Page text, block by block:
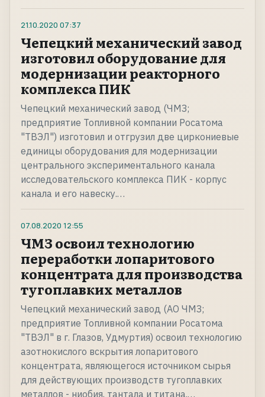
21.10.2020 07:37
Чепецкий механический завод
изготовил оборудование для
модернизации реакторного
комплекса ПИК
Чепецкий механический завод (ЧМЗ;
предприятие Топливной компании Росатома
"ТВЭЛ") изготовил и отгрузил две циркониевые
единицы оборудования для модернизации
центрального экспериментального канала
исследовательского комплекса ПИК - корпус
канала и его навеску.…
07.08.2020 12:55
ЧМЗ освоил технологию
переработки лопаритового
концентрата для производства
тугоплавких металлов
Чепецкий механический завод (АО ЧМЗ;
предприятие Топливной компании Росатома
"ТВЭЛ" в г. Глазов, Удмуртия) освоил технологию
азотнокислого вскрытия лопаритового
концентрата, являющегося источником сырья
для действующих производств тугоплавких
металлов - ниобия, тантала и титана.…